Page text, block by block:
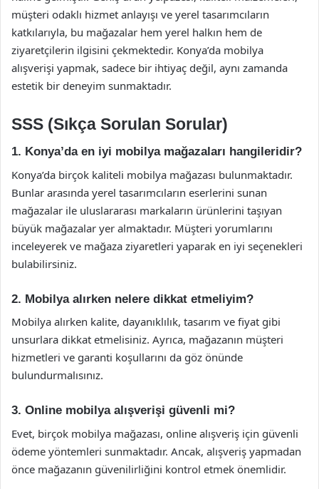
müşteri odaklı hizmet anlayışı ve yerel tasarımcıların
katkılarıyla, bu mağazalar hem yerel halkın hem de
ziyaretçilerin ilgisini çekmektedir. Konya’da mobilya
alışverişi yapmak, sadece bir ihtiyaç değil, aynı zamanda
estetik bir deneyim sunmaktadır.
SSS (Sıkça Sorulan Sorular)
1. Konya’da en iyi mobilya mağazaları hangileridir?
Konya’da birçok kaliteli mobilya mağazası bulunmaktadır.
Bunlar arasında yerel tasarımcıların eserlerini sunan
mağazalar ile uluslararası markaların ürünlerini taşıyan
büyük mağazalar yer almaktadır. Müşteri yorumlarını
inceleyerek ve mağaza ziyaretleri yaparak en iyi seçenekleri
bulabilirsiniz.
2. Mobilya alırken nelere dikkat etmeliyim?
Mobilya alırken kalite, dayanıklılık, tasarım ve fiyat gibi
unsurlara dikkat etmelisiniz. Ayrıca, mağazanın müşteri
hizmetleri ve garanti koşullarını da göz önünde
bulundurmalısınız.
3. Online mobilya alışverişi güvenli mi?
Evet, birçok mobilya mağazası, online alışveriş için güvenli
ödeme yöntemleri sunmaktadır. Ancak, alışveriş yapmadan
önce mağazanın güvenilirliğini kontrol etmek önemlidir.